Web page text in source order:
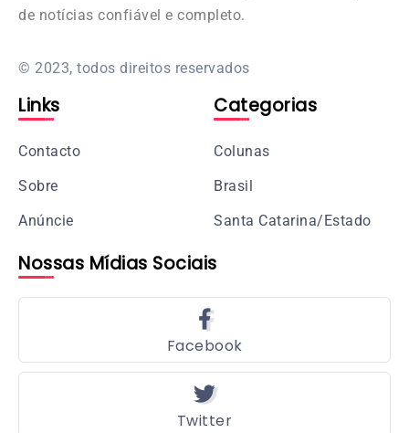
de notícias confiável e completo.
© 2023, todos direitos reservados
Links
Contacto
Sobre
Anúncie
Categorias
Colunas
Brasil
Santa Catarina/Estado
Nossas Mídias Sociais
Facebook
Twitter